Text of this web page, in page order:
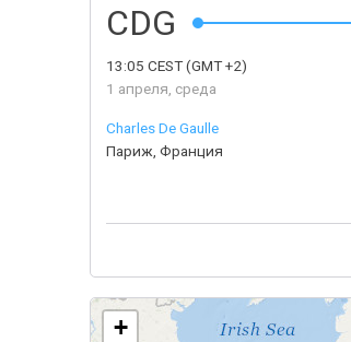
CDG
13:05 CEST(GMT +2)
1 апреля, среда
Charles De Gaulle
Париж, Франция
+